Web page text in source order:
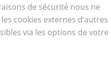
de sécurité nous ne
cookies externes d’autres
via les options de votre